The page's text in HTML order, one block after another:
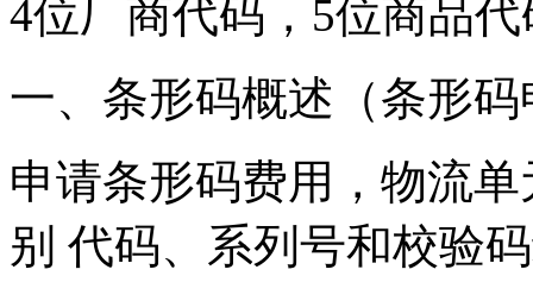
4位厂商代码，5位商品
一、条形码概述（条形码
申请条形码费用，物流
别 代码、系列号和校验